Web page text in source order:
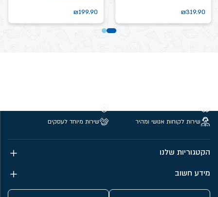
₪319.90
₪199.90
שירות לקוחות אנושי ומהיר
שירות מיוחד לעסקים
הקטגוריות שלנו
מידע חשוב